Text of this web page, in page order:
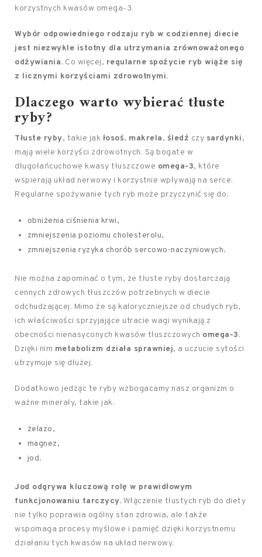
korzystnych kwasów omega-3.
Wybór odpowiedniego rodzaju ryb w codziennej diecie
jest niezwykle istotny dla utrzymania zrównoważonego
odżywiania. Co więcej, regularne spożycie ryb wiąże się
z licznymi korzyściami zdrowotnymi.
Dlaczego warto wybierać tłuste
ryby?
Tłuste ryby, takie jak łosoś, makrela, śledź czy sardynki,
mają wiele korzyści zdrowotnych. Są bogate w
długołańcuchowe kwasy tłuszczowe omega-3, które
wspierają układ nerwowy i korzystnie wpływają na serce.
Regularne spożywanie tych ryb może przyczynić się do:
obniżenia ciśnienia krwi,
zmniejszenia poziomu cholesterolu,
zmniejszenia ryzyka chorób sercowo-naczyniowych.
Nie można zapominać o tym, że tłuste ryby dostarczają
cennych zdrowych tłuszczów potrzebnych w diecie
odchudzającej. Mimo że są kaloryczniejsze od chudych ryb,
ich właściwości sprzyjające utracie wagi wynikają z
obecności nienasyconych kwasów tłuszczowych omega-3.
Dzięki nim metabolizm działa sprawniej, a uczucie sytości
utrzymuje się dłużej.
Dodatkowo jedząc te ryby wzbogacamy nasz organizm o
ważne minerały, takie jak:
żelazo,
magnez,
jod.
Jod odgrywa kluczową rolę w prawidłowym
funkcjonowaniu tarczycy. Włączenie tłustych ryb do diety
nie tylko poprawia ogólny stan zdrowia, ale także
wspomaga procesy myślowe i pamięć dzięki korzystnemu
działaniu tych kwasów na układ nerwowy.